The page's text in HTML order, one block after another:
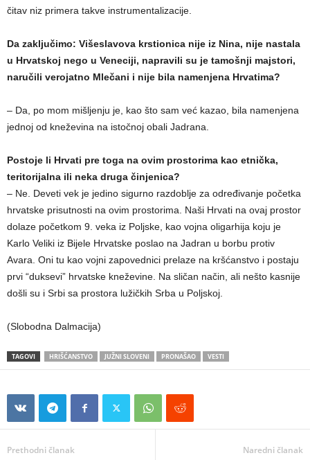
čitav niz primera takve instrumentalizacije.
Da zaključimo: Višeslavova krstionica nije iz Nina, nije nastala
u Hrvatskoj nego u Veneciji, napravili su je tamošnji majstori,
naručili verojatno Mlečani i nije bila namenjena Hrvatima?
– Da, po mom mišljenju je, kao što sam već kazao, bila namenjena
jednoj od kneževina na istočnoj obali Jadrana.
Postoje li Hrvati pre toga na ovim prostorima kao etnička,
teritorijalna ili neka druga činjenica?
– Ne. Deveti vek je jedino sigurno razdoblje za određivanje početka
hrvatske prisutnosti na ovim prostorima. Naši Hrvati na ovaj prostor
dolaze početkom 9. veka iz Poljske, kao vojna oligarhija koju je
Karlo Veliki iz Bijele Hrvatske poslao na Jadran u borbu protiv
Avara. Oni tu kao vojni zapovednici prelaze na kršćanstvo i postaju
prvi “duksevi” hrvatske kneževine. Na sličan način, ali nešto kasnije
došli su i Srbi sa prostora lužičkih Srba u Poljskoj.
(Slobodna Dalmacija)
TAGOVI HRIŠĆANSTVO JUŽNI SLOVENI PRONAŠAO VESTI
Prethodni članak Naredni članak